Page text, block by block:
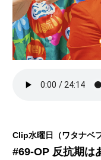
Clip水曜日（ワタナベ
#69-OP 反抗期は